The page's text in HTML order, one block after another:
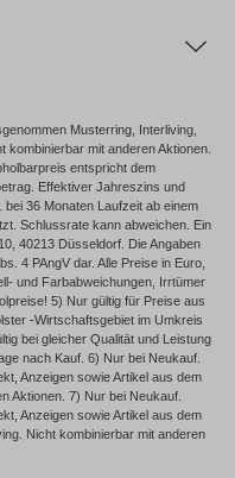
Musterring, Interliving,
kombinierbar mit anderen Aktionen.
entspricht dem
Effektiver Jahreszins und
36 Monaten Laufzeit ab einem
Schlussrate kann abweichen. Ein
40213 Düsseldorf. Die Angaben
4 PAngV dar. Alle Preise in Euro,
und Farbabweichungen, Irrtümer
5) Nur gültig für Preise aus
-Wirtschaftsgebiet im Umkreis
bei gleicher Qualität und Leistung
nach Kauf. 6) Nur bei Neukauf.
Anzeigen sowie Artikel aus dem
Aktionen. 7) Nur bei Neukauf.
Anzeigen sowie Artikel aus dem
Nicht kombinierbar mit anderen